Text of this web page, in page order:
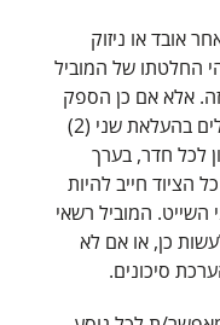
אחר אובד או ניזוק
החלטתו של המוביל
זה. אלא אם כן הספק
הסכים אחרת ובכתב, הנוסעים מוגבלים בהעלאת שני (2)
לכל חדר, בערך
£ 2,200 פאונד. כל הציוד חייב להיות
השייט. המוביל רשאי
כן, או אם לא
סיכונים.